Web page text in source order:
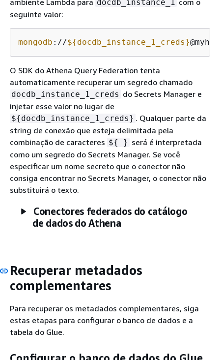
docdb_instance_1
seguinte valor:
mongodb ://${docdb_instance_1_creds}
O SDK do Athena Query Federation tenta
automaticamente recuperar um segredo chamado
docdb_instance_1_creds do Secrets Manager e
injetar esse valor no lugar de
${docdb_instance_1_creds} . Qualquer parte da
string de conexão que esteja delimitada pela
combinação de caracteres ${ } será é interpretada
como um segredo do Secrets Manager. Se você
especificar um nome secreto que o conector não
consiga encontrar no Secrets Manager, o conector não
substituirá o texto.
Conectores federados do catálogo
de dados do Athena
Recuperar metadados
complementares
Para recuperar os metadados complementares, siga
estas etapas para configurar o banco de dados e a
tabela do Glue.